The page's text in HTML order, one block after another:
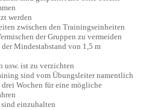
werden
zwischen den Trainingseinheiten
der Gruppen zu vermeiden
Mindestabstand von 1,5 m
usw. ist zu verzichten
sind vom Übungsleiter namentlich
Wochen für eine mögliche
einzuhalten